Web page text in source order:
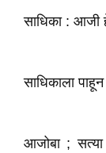
साधिका : आजी
साधिकाला
आजोबा ; सत्या